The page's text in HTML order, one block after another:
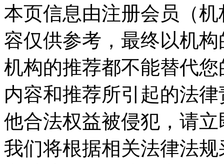
本页信息由注册会员（
容仅供参考，最终以机
机构的推荐都不能替代
内容和推荐所引起的法
他合法权益被侵犯，请
我们将根据相关法律法